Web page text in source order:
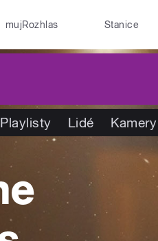
mujRozhlas Stanice
Playlisty Lidé Kamery